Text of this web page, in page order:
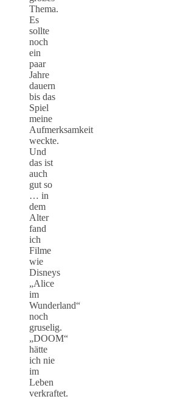
Thema.
Es
sollte
noch
ein
paar
Jahre
dauern
bis das
Spiel
meine
Aufmerksamkeit
weckte.
Und
das ist
auch
gut so
… in
dem
Alter
fand
ich
Filme
wie
Disneys
„Alice
im
Wunderland“
noch
gruselig.
„DOOM“
hätte
ich nie
im
Leben
verkraftet.